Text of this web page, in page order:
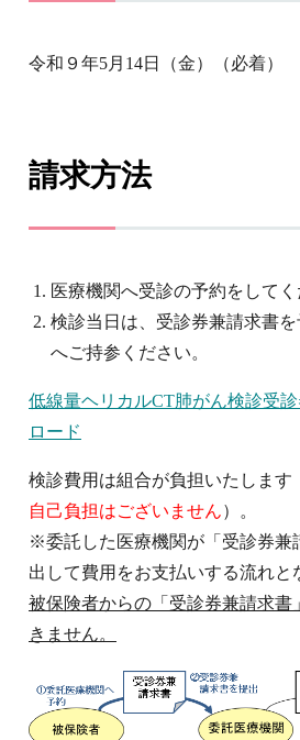
令和９年5月14日（金）（必着）
請求方法
医療機関へ受診の予約をしてく
検診当日は、受診券兼請求書
へご持参ください。
低線量ヘリカルCT肺がん検診受
ロード
検診費用は組合が負担いたします
自己負担はございません）。
※委託した医療機関が「受診券兼
出して費用をお支払いする流れと
被保険者からの「受診券兼請求書
きません。